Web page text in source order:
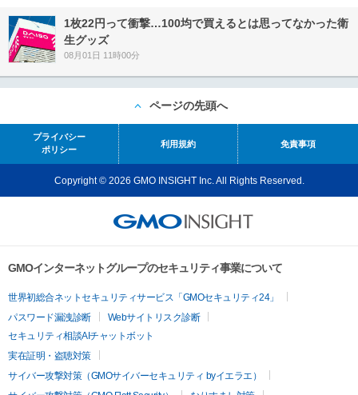
1枚22円って衝撃…100均で買えるとは思ってなかった衛
生グッズ
08月01日 11時00分
ページの先頭へ
プライバシー
ポリシー
利用規約 免責事項
Copyright © 2026 GMO INSIGHT Inc. All Rights Reserved.
GMOインターネットグループのセキュリティ事業について
世界初総合ネットセキュリティサービス「GMOセキュリティ24」
パスワード漏洩診断
Webサイトリスク診断
セキュリティ相談AIチャットボット
実在証明・盗聴対策
サイバー攻撃対策（GMOサイバーセキュリティ byイエラエ）